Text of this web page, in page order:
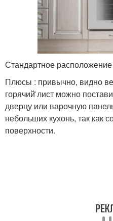
Стандартное расположение
Плюсы : привычно, видно
горячий̆ лист можно
дверцу или варочную
небольших кухонь, так как
поверхности.